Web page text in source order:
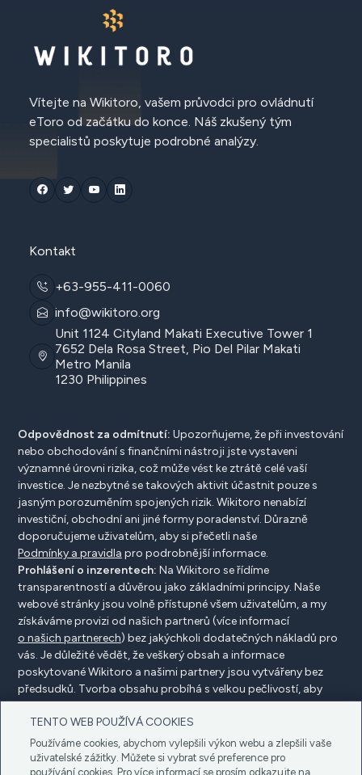
TENTO WEB POUŽÍVÁ COOKIES
Používáme cookies, abychom vylepšili výkon webu a zlepšili vaše
uživatelské zážitky. Můžete si vybrat své preference pro
používání cookies. Pro více informací se prosím odkazujte na
Vítejte na Wikitoro, vašem průvodci pro ovládnutí
eToro od začátku do konce. Náš zkušený tým
specialistů poskytuje podrobné analýzy.
Kontakt
+63-955-411-0060
info@wikitoro.org
Unit 1124 Cityland Makati Executive Tower 1
7652 Dela Rosa Street, Pio Del Pilar Makati
Metro Manila
1230 Philippines
Odpovědnost za odmítnutí: Upozorňujeme, že při investování
nebo obchodování s finančními nástroji jste vystaveni
významné úrovni rizika, což může vést ke ztrátě celé vaší
investice. Je nezbytné se takových aktivit účastnit pouze s
jasným porozuměním spojených rizik. Wikitoro nenabízí
investiční, obchodní ani jiné formy poradenství. Důrazně
doporučujeme uživatelům, aby si přečetli naše
Podmínky a pravidla pro podrobnější informace.
Prohlášení o inzerentech: Na Wikitoro se řídíme
transparentností a důvěrou jako základními principy. Naše
webové stránky jsou volně přístupné všem uživatelům, a my
získáváme provizi od našich partnerů (více informací
o našich partnerech) bez jakýchkoli dodatečných nákladů pro
vás. Je důležité vědět, že veškerý obsah a informace
poskytované Wikitoro a našimi partnery jsou vytvářeny bez
předsudků. Tvorba obsahu probíhá s velkou pečlivostí, aby
prospěla našim čtenářům, a důležité je, že není ovlivněna
žádnými dohodami o kompenzaci s našimi partnery.